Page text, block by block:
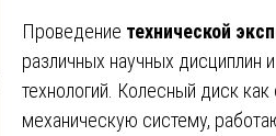
Проведение технической
различных научных дисциплин
технологий. Колесный диск
механическую систему,